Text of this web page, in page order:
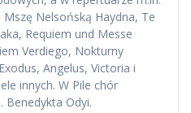
Nelsońską Haydna, Te
Requiem und Messe
Verdiego, Nokturny
Angelus, Victoria i
innych. W Pile chór
Benedykta Odyi.